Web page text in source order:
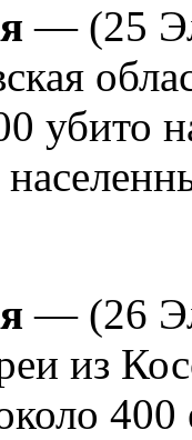
— (25
убито
— (26
из